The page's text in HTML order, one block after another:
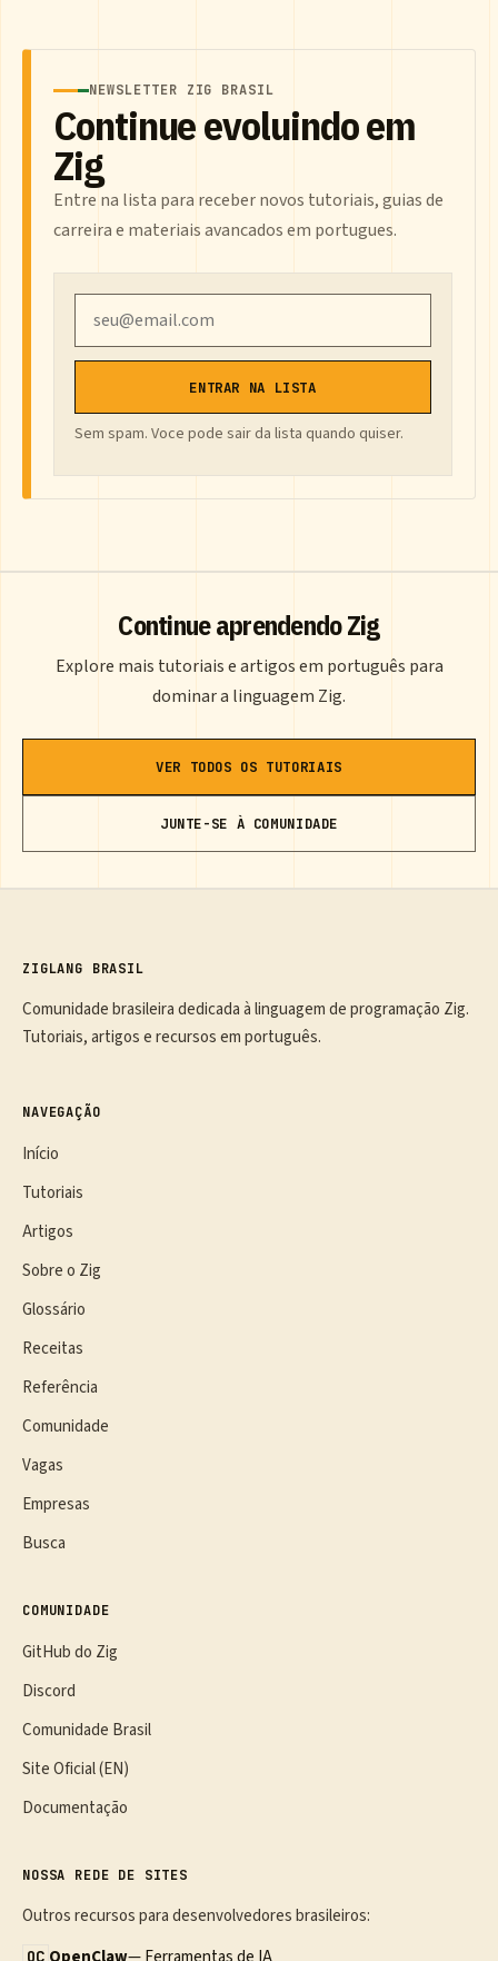
NEWSLETTER ZIG BRASIL
Continue evoluindo em
Zig
Entre na lista para receber novos tutoriais, guias de
carreira e materiais avancados em portugues.
ENTRAR NA LISTA
Sem spam. Voce pode sair da lista quando quiser.
Continue aprendendo Zig
Explore mais tutoriais e artigos em português para
dominar a linguagem Zig.
VER TODOS OS TUTORIAIS
JUNTE-SE À COMUNIDADE
ZIGLANG BRASIL
Comunidade brasileira dedicada à linguagem de programação Zig.
Tutoriais, artigos e recursos em português.
NAVEGAÇÃO
Início
Tutoriais
Artigos
Sobre o Zig
Glossário
Receitas
Referência
Comunidade
Vagas
Empresas
Busca
COMUNIDADE
GitHub do Zig
Discord
Comunidade Brasil
Site Oficial (EN)
Documentação
NOSSA REDE DE SITES
Outros recursos para desenvolvedores brasileiros:
OC